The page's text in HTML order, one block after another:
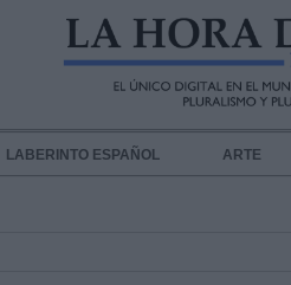
LABERINTO ESPAÑOL ARTE